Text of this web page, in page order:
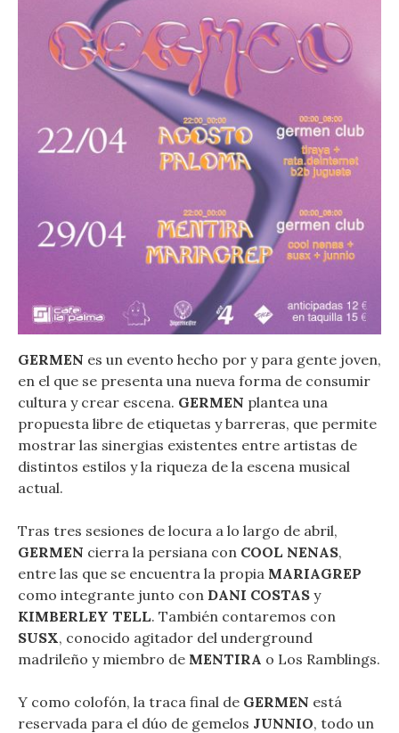
GERMEN es un evento hecho por y para gente joven,
en el que se presenta una nueva forma de consumir
cultura y crear escena. GERMEN plantea una
propuesta libre de etiquetas y barreras, que permite
mostrar las sinergias existentes entre artistas de
distintos estilos y la riqueza de la escena musical
actual.
Tras tres sesiones de locura a lo largo de abril,
GERMEN cierra la persiana con COOL NENAS,
entre las que se encuentra la propia MARIAGREP
como integrante junto con DANI COSTAS y
KIMBERLEY TELL. También contaremos con
SUSX, conocido agitador del underground
madrileño y miembro de MENTIRA o Los Ramblings.
Y como colofón, la traca final de GERMEN está
reservada para el dúo de gemelos JUNNIO, todo un